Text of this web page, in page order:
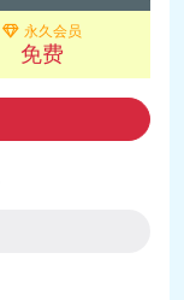
永久会员
免费